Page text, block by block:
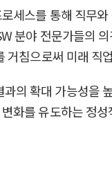
스를 통해 직무
분야 전문가들의
침으로써 미래 직
의 확대 가능성
화를 유도하는 정